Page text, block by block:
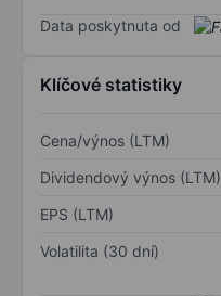
Data poskytnuta od
Klíčové statistiky
Cena/výnos (LTM)
Dividendový výnos (LTM)
EPS (LTM)
Volatilita (30 dní)